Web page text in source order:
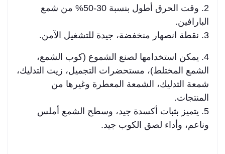
2. وقت الحرق أطول بنسبة 30-50% من شمع
البارافين.
3. نقطة انصهار منخفضة، جيدة للتشغيل الآمن.
4. يمكن استخدامها لصنع الشموع (كوب الشمع،
الشمع المختلط)، مستحضرات التجميل، زيت التدليك،
شمعة التدليك، الشمعة المعطرة وغيرها من
المنتجات.
5. يتميز بثبات أكسدة جيد، وسطح الشمع أملس
وناعم، وأداء لصق الكوب جيد.